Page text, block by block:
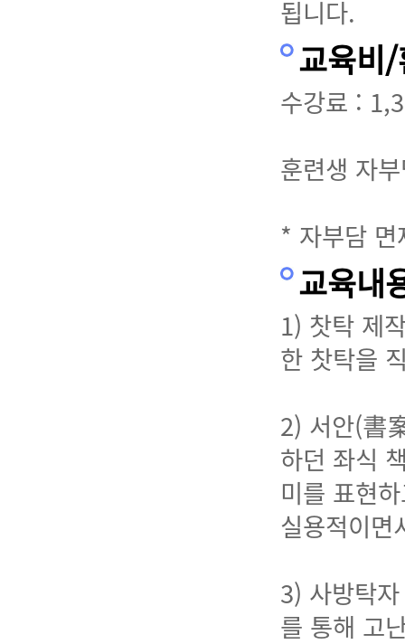
됩니다.
교육비/
수강료 :
훈련생 자
* 자부담 면
교육내
1) 찻탁 제
한 찻탁을
2) 서안(書
하던 좌식
미를 표현
실용적이면
3) 사방탁
를 통해 고